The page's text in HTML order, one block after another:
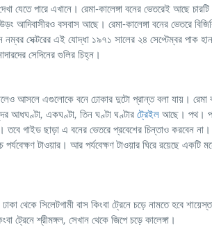
যেতে পারে এখানে। রেমা-কালেঙ্গা বনের ভেতরেই আছে
আদিবাসীরও বসবাস আছে। রেমা-কালেঙ্গা বনের ভেতরে
সেক্টরের এই যোদ্ধা ১৯৭১ সালের ২৪ সেপ্টেম্বর পাক
সেদিনের গুলির চিহ্ন।
আসলে এগুলোকে বনে ঢোকার দুটো প্রান্ত বলা যায়। রেমা
আধঘণ্টা, একঘণ্টা, তিন ঘণ্টা ঘণ্টারট্রেইলআছে। পথ।
গাইড ছাড়া এ বনের ভেতরে প্রবেশের চিন্তাও করবেন
টাওয়ার। আর পর্যবেক্ষণ টাওয়ার ঘিরে রয়েছে
থেকে সিলেটগামী বাস কিংবা ট্রেনে চড়ে নামতে হবে
ট্রেনে শ্রীমঙ্গল, সেখান থেকে জিপে চড়েকালেঙ্গা।